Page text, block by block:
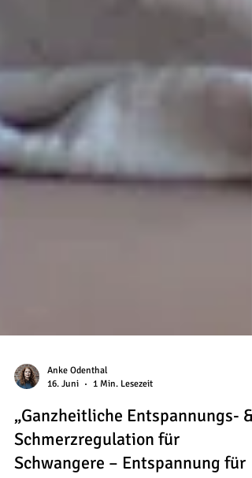
Anke Odenthal
1 Min. Lesezeit
„Ganzheitliche Entspannungs- &